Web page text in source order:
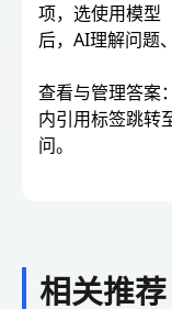
项，选使用模型
后，AI理解问题
查看与管理答案
内引用标签跳转
问。
相关推荐